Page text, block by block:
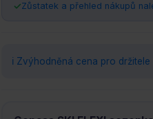
Zůstatek a přehled nákupů
ℹ️ Zvýhodněná cena pro